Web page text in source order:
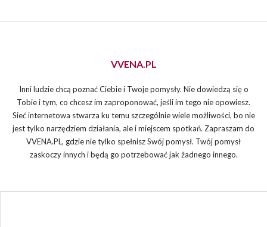
VVENA.PL
Inni ludzie chcą poznać Ciebie i Twoje pomysły. Nie dowiedzą się o
Tobie i tym, co chcesz im zaproponować, jeśli im tego nie opowiesz.
Sieć internetowa stwarza ku temu szczególnie wiele możliwości, bo nie
jest tylko narzędziem działania, ale i miejscem spotkań. Zapraszam do
VVENA.PL, gdzie nie tylko spełnisz Swój pomysł. Twój pomysł
zaskoczy innych i będą go potrzebować jak żadnego innego.